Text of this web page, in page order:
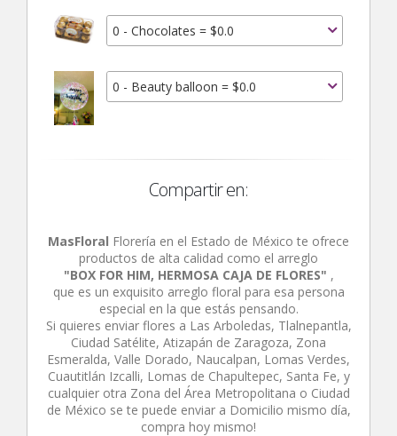
0 - Chocolates = $0.0
0 - Beauty balloon = $0.0
Compartir en:
MasFloral Florería en el Estado de México te ofrece
productos de alta calidad como el arreglo
"BOX FOR HIM, HERMOSA CAJA DE FLORES" ,
que es un exquisito arreglo floral para esa persona
especial en la que estás pensando.
Si quieres enviar flores a Las Arboledas, Tlalnepantla,
Ciudad Satélite, Atizapán de Zaragoza, Zona
Esmeralda, Valle Dorado, Naucalpan, Lomas Verdes,
Cuautitlán Izcalli, Lomas de Chapultepec, Santa Fe, y
cualquier otra Zona del Área Metropolitana o Ciudad
de México se te puede enviar a Domicilio mismo día,
compra hoy mismo!